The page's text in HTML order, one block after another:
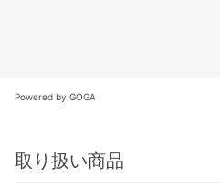
Powered by GOGA
取り扱い商品